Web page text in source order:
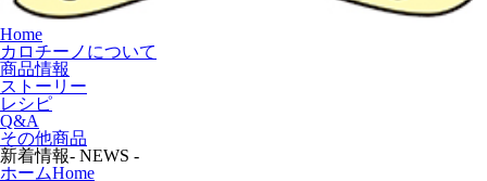
Home
カロチーノについて
商品情報
ストーリー
レシピ
Q&A
その他商品
新着情報- NEWS -
ホームHome